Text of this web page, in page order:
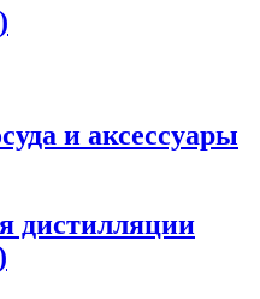
и аксессуары
дистилляции